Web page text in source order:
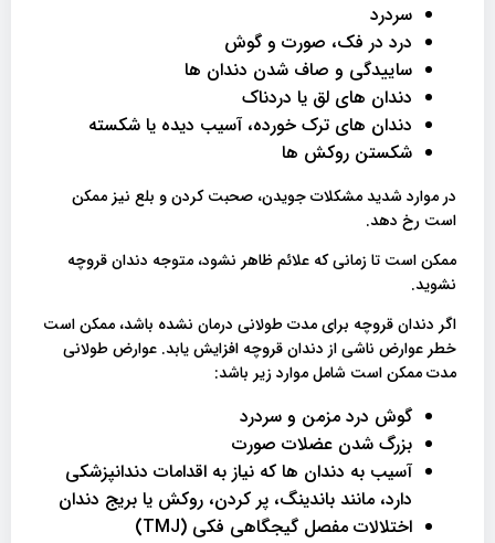
سردرد
درد در فک، صورت و گوش
ساییدگی و صاف شدن دندان ها
دندان های لق یا دردناک
دندان های ترک خورده، آسیب دیده یا شکسته
شکستن روکش ها
در موارد شدید مشکلات جویدن، صحبت کردن و بلع نیز ممکن
است رخ دهد.
ممکن است تا زمانی که علائم ظاهر نشود، متوجه دندان قروچه
نشوید.
اگر دندان قروچه برای مدت طولانی درمان نشده باشد، ممکن است
خطر عوارض ناشی از دندان قروچه افزایش یابد. عوارض طولانی
مدت ممکن است شامل موارد زیر باشد:
گوش درد مزمن و سردرد
بزرگ شدن عضلات صورت
آسیب به دندان ها که نیاز به اقدامات دندانپزشکی
دارد، مانند باندینگ، پر کردن، روکش یا بریج دندان
اختلالات مفصل گیجگاهی فکی (TMJ)